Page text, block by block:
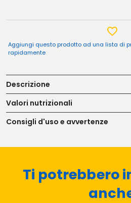
Aggiungi questo prodotto ad una lista di
rapidamente
Descrizione
Valori nutrizionali
Consigli d'uso e avvertenze
Ti potrebbero